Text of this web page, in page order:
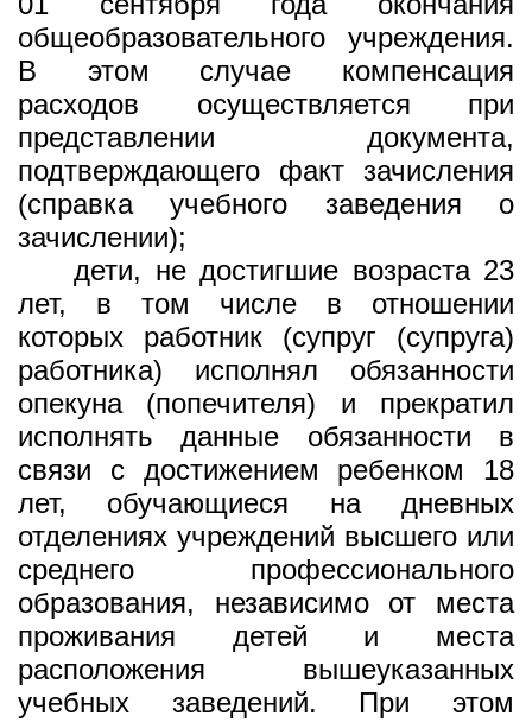
общеобразовательного учреждения.
В этом случае компенсация
расходов осуществляется при
представлении документа,
подтверждающего факт зачисления
(справка учебного заведения о
зачислении);
дети, не достигшие возраста 23
лет, в том числе в отношении
которых работник (супруг (супруга)
работника) исполнял обязанности
опекуна (попечителя) и прекратил
исполнять данные обязанности в
связи с достижением ребенком 18
лет, обучающиеся на дневных
отделениях учреждений высшего или
среднего профессионального
образования, независимо от места
проживания детей и места
расположения вышеуказанных
учебных заведений. При этом